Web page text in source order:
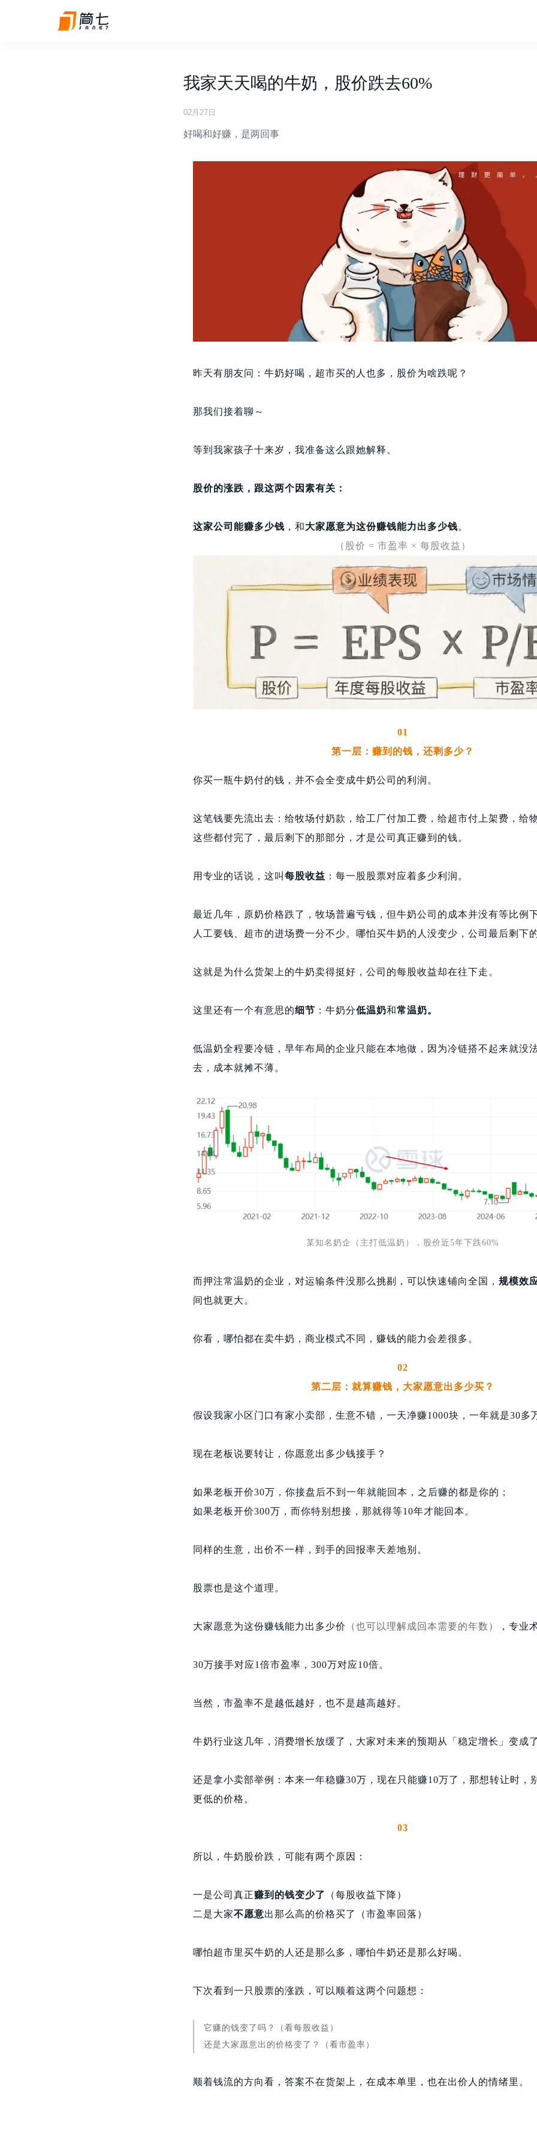
我家天天喝的牛奶，股价跌去60%
02月27日
好喝和好赚，是两回事
昨天有朋友问：牛奶好喝，超市买的人也多，股价为啥跌呢？
那我们接着聊～
等到我家孩子十来岁，我准备这么跟她解释。
股价的涨跌，跟这两个因素有关：
这家公司能赚多少钱 ，和大家愿意为这份赚钱能力出多少钱。
（股价 = 市盈率 × 每股收益 ）
01
第一层：赚到的钱，还剩多少？
你买一瓶牛奶付的钱，并不会全变成牛奶公司的利润。
这笔钱要先流出去：给牧场付奶款，给工厂付加工费，给超市付上架费，
这些都付完了，最后剩下的那部分，才是公司真正赚到的钱。
用专业的话说，这叫 每股收益 ：每一股股票对应着多少利润。
最近几年，原奶价格跌了，牧场普遍亏钱，但牛奶公司的成本并没有等比例
人工要钱、超市的进场费一分不少。哪怕买牛奶的人没变少，公司最后剩下
这就是为什么货架上的牛奶卖得挺好，公司的每股收益却在往下走。
这里还有一个有意思的细节 ：牛奶分低温奶和常温奶。
低温奶全程要冷链，早年布局的企业只能在本地做，因为冷链搭不起来就没
去，成本就摊不薄。
某知名 奶企 （主打低温奶），股价近5年下跌60%
而押注常温奶的企业，对运输条件没那么挑剔，可以快速铺向全国， 规模效
间也就更大。
你看，哪怕都在卖牛奶，商业模式不同，赚钱的能力会差很多。
02
第二层：就算赚钱，大家愿意出多少买？
假设我家小区门口有家小卖部，生意不错，一天净赚1000块，一年就是30多
现在老板说要转让，你愿意出多少钱接手？
如果老板开价30万，你接盘后不到一年就能回本，之后赚的都是你的；
如果老板开价300万，而你特别想接，那就得等10年才能回本。
同样的生意，出价不一样，到手的回报率天差地别。
股票也是这个道理。
大家愿意为这份赚钱能力出多少价 （也可以理解成回本需要的年数） ，专业
30万接手对应1倍市盈率，300万对应10倍。
当然，市盈率不是越低越好，也不是越高越好。
牛奶行业这几年，消费增长放缓了，大家对未来的预期从「稳定增长」变成
还是拿小卖部举例：本来一年稳赚30万，现在只能赚10万了，那想转让时，
更低的价格。
03
所以，牛奶股价跌，可能有两个原因：
一是公司真正赚到的钱变少了
（每股收益下降）
二是大家不愿意出那么高的价格买了（市盈率回落）
哪怕超市里买牛奶的人还是那么多，哪怕牛奶还是那么好喝。
下次看到一只股票的涨跌，可以顺着这两个问题想：
它赚的钱变了吗？（看每股收益）
还是大家愿意出的价格变了？（看市盈率）
顺着钱流的方向看，答案不在货架上，在成本单里，也在出价人的情绪里。